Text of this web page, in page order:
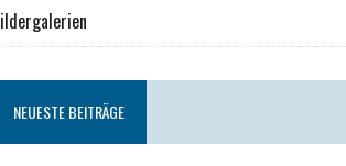
NEUESTE BEITRÄGE